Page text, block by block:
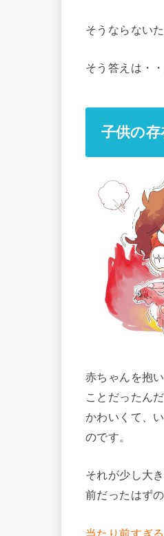
そうならない
そう答えは・・
子供の
赤ちゃんを抱
ことだったん
かわいくて、
のです。
それが少し大
前だったはず
当たり前すぎ